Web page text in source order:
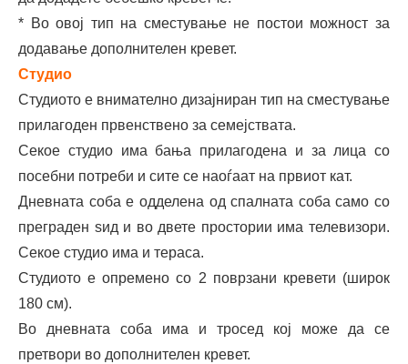
* Во овој тип на сместување не постои можност за
додавање дополнителен кревет.
Студио
Студиото е внимателно дизајниран тип на сместување
прилагоден првенствено за семејствата.
Секое студио има бања прилагодена и за лица со
посебни потреби и сите се наоѓаат на првиот кат.
Дневната соба е одделена од спалната соба само со
преграден ѕид и во двете простории има телевизори.
Секое студио има и тераса.
Студиото е опремено со 2 поврзани кревети (широк
180 см).
Во дневната соба има и тросед кој може да се
претвори во дополнителен кревет.